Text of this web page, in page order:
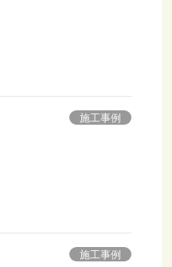
施工事例
施工事例